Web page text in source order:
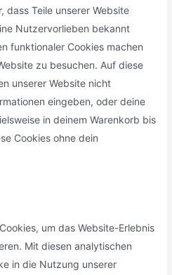
dass Teile unserer Website
Nutzervorlieben bekannt
funktionaler Cookies machen
zu besuchen. Auf diese
unserer Website nicht
eingeben, oder deine
in deinem Warenkorb bis
Cookies ohne dein
um das Website-Erlebnis
Mit diesen analytischen
in die Nutzung unserer